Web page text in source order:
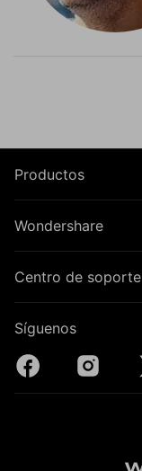
Productos
Wondershare
Centro de soporte
Síguenos